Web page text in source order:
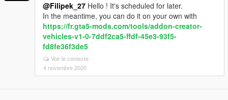
@Filipek_27 Hello ! It's scheduled for later.
In the meantime, you can do it on your own with
https://fr.gta5-mods.com/tools/addon-creator-
vehicles-v1-0-7ddf2ca5-ffdf-45e3-93f5-
fd8fe36f3de5
Voir le contexte
4 novembre 2020